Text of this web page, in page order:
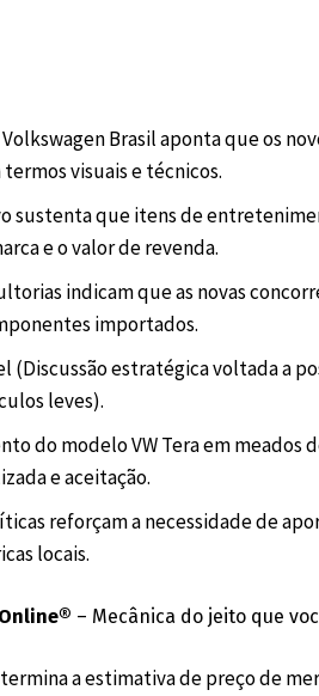
Volkswagen Brasil aponta que os
visuais e técnicos.
sustenta que itens de
e o valor de revenda.
indicam que as novas
importados.
(Discussão estratégica voltada a
leves).
do modelo VW Tera em meados
e aceitação.
reforçam a necessidade de
locais.
– Mecânica do jeito que
a estimativa de preço de